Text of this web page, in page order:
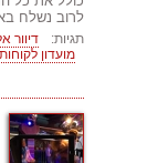
לרוב נשלח
תגיות: דיוור
מועדון